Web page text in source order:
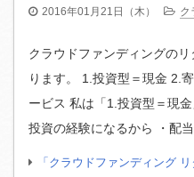
2016年01月21日（木） ク
クラウドファンディングの
ります。 1.投資型＝現金 2.
ービス 私は「1.投資型＝現
投資の経験になるから ・配
「クラウドファンディング